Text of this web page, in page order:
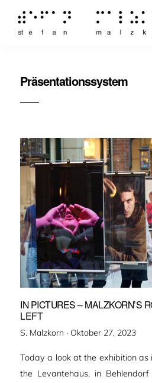
Präsentationssystem
IN PICTURES – MALZKORN’S
LEFT
S. Malzkorn · Veröffentlicht
Oktober 27, 2023
Today a look at the exhibition
the Levantehaus, in